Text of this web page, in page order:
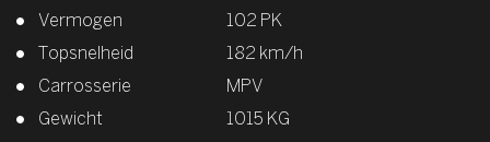
Vermogen
102 PK
Topsnelheid
182 km/h
Carrosserie
MPV
Gewicht
1015 KG